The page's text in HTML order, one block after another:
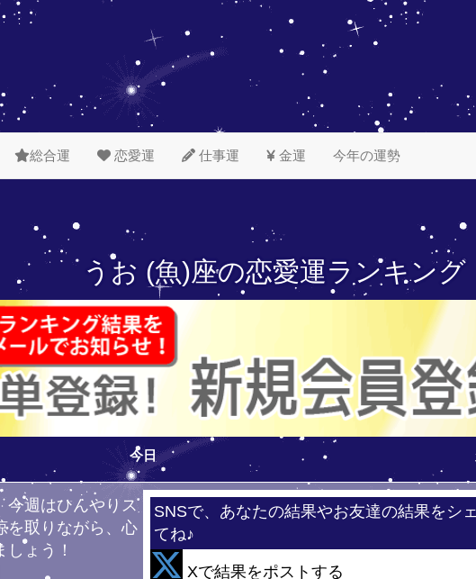
総合運 恋愛運 仕事運 金運 今年の運勢
うお (魚)座の恋愛運ランキング
今日
今週はひんやりス
を取りながら、心
ょう！
SNSで、あなたの結果やお友達の結果をシ
てね♪
Xで結果をポストする